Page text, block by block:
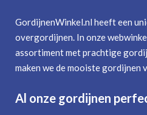
GordijnenWinkel.nl heeft een
overgordijnen. In onze
assortiment met prachtige
maken we de mooiste gordijnen
Al onze gordijnen